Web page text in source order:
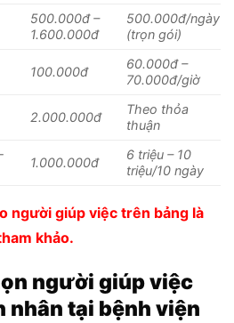
500.000đ –
1.600.000đ
500.000đ/ngày
(trọn gói)
100.000đ
60.000đ –
70.000đ/giờ
2.000.000đ
Theo thỏa
thuận
1.000.000đ
6 triệu – 10
triệu/10 ngày
người giúp việc trên bảng là
khảo.
người giúp việc
nhân tại bệnh viện